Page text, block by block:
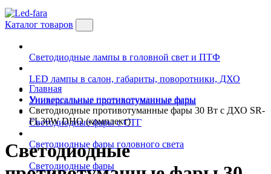
Каталог товаров
Светодиодные лампы в головной свет и ПТФ
LED лампы в салон, габариты, поворотники, ДХО
Универсальные противотуманные фары
Светодиодные фары с СТГ
Светодиодные фары головного света
Светодиодные фары
Главная
Универсальные противотуманные фары
Светодиодные противотуманные фары 30 Вт с ДХО SR-
FL30W DHO (комплект)
Светодиодные